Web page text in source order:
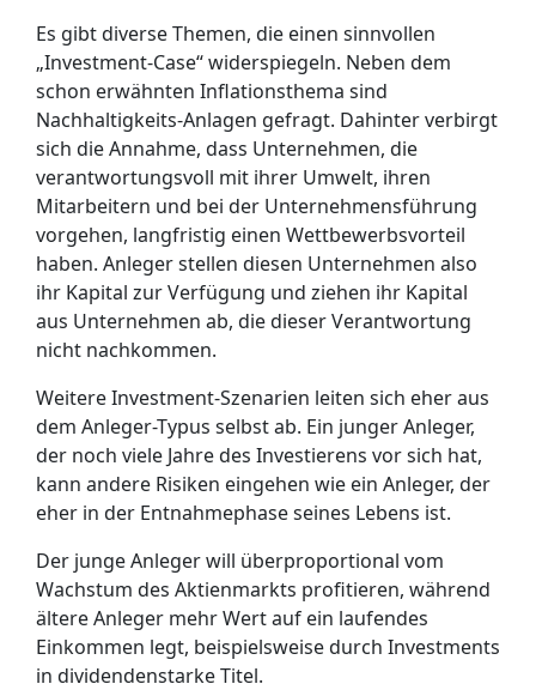
Es gibt diverse Themen, die einen sinnvollen
„Investment-Case“ widerspiegeln. Neben dem
schon erwähnten Inflationsthema sind
Nachhaltigkeits-Anlagen gefragt. Dahinter verbirgt
sich die Annahme, dass Unternehmen, die
verantwortungsvoll mit ihrer Umwelt, ihren
Mitarbeitern und bei der Unternehmensführung
vorgehen, langfristig einen Wettbewerbsvorteil
haben. Anleger stellen diesen Unternehmen also
ihr Kapital zur Verfügung und ziehen ihr Kapital
aus Unternehmen ab, die dieser Verantwortung
nicht nachkommen.
Weitere Investment-Szenarien leiten sich eher aus
dem Anleger-Typus selbst ab. Ein junger Anleger,
der noch viele Jahre des Investierens vor sich hat,
kann andere Risiken eingehen wie ein Anleger, der
eher in der Entnahmephase seines Lebens ist.
Der junge Anleger will überproportional vom
Wachstum des Aktienmarkts profitieren, während
ältere Anleger mehr Wert auf ein laufendes
Einkommen legt, beispielsweise durch Investments
in dividendenstarke Titel.